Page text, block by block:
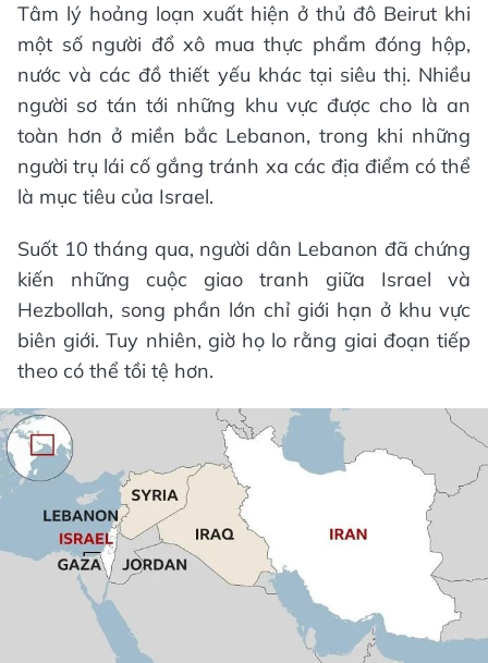
Tâm lý hoảng loạn xuất hiện ở thủ đô Beirut khi
một số người đổ xô mua thực phẩm đóng hộp,
nước và các đồ thiết yếu khác tại siêu thị. Nhiều
người sơ tán tới những khu vực được cho là an
toàn hơn ở miền bắc Lebanon, trong khi những
người trụ lái cố gắng tránh xa các địa điểm có thể
là mục tiêu của Israel.
Suốt 10 tháng qua, người dân Lebanon đã chứng
kiến những cuộc giao tranh giữa Israel và
Hezbollah, song phần lớn chỉ giới hạn ở khu vực
biên giới. Tuy nhiên, giờ họ lo rằng giai đoạn tiếp
theo có thể tồi tệ hơn.